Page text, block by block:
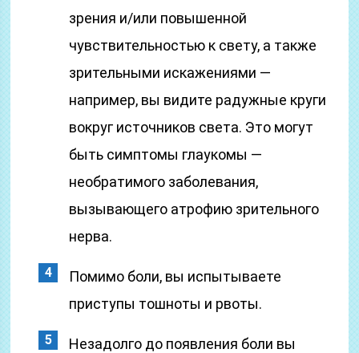
зрения и/или повышенной
чувствительностью к свету, а также
зрительными искажениями —
например, вы видите радужные круги
вокруг источников света. Это могут
быть симптомы глаукомы —
необратимого заболевания,
вызывающего атрофию зрительного
нерва.
Помимо боли, вы испытываете
приступы тошноты и рвоты.
Незадолго до появления боли вы